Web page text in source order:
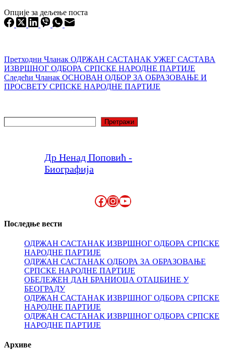
Опције за дељење поста
Претходни Чланак ОДРЖАН САСТАНАК УЖЕГ САСТАВА
ИЗВРШНОГ ОДБОРА СРПСКЕ НАРОДНЕ ПАРТИЈЕ
Следећи Чланак ОСНОВАН ОДБОР ЗА ОБРАЗОВАЊЕ И
ПРОСВЕТУ СРПСКЕ НАРОДНЕ ПАРТИЈЕ
Претражи
Др Ненад Поповић -
Биографија
Facebook
Instagram
YouTube
Последње вести
ОДРЖАН САСТАНАК ИЗВРШНОГ ОДБОРА СРПСКЕ
НАРОДНЕ ПАРТИЈЕ
ОДРЖАН САСТАНАК ОДБОРА ЗА ОБРАЗОВАЊЕ
СРПСКЕ НАРОДНЕ ПАРТИЈЕ
ОБЕЛЕЖЕН ДАН БРАНИОЦА ОТАЏБИНЕ У
БЕОГРАДУ
ОДРЖАН САСТАНАК ИЗВРШНОГ ОДБОРА СРПСКЕ
НАРОДНЕ ПАРТИЈЕ
ОДРЖАН САСТАНАК ИЗВРШНОГ ОДБОРА СРПСКЕ
НАРОДНЕ ПАРТИЈЕ
Архиве